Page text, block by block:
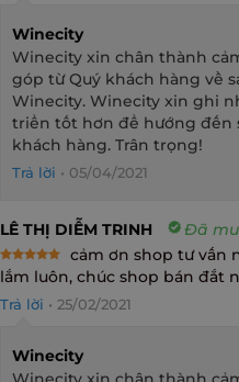
Winecity
Winecity xin chân thành
góp từ Quý khách hàng về
Winecity. Winecity xin ghi
triển tốt hơn để hướng đến
khách hàng. Trân trọng!
Trả lời • 05/04/2021
LÊ THỊ DIỄM TRINH Đã
Rated 5
out of 5
cảm ơn shop tư vấn
lắm luôn, chúc shop bán đắt
Trả lời • 25/02/2021
Winecity